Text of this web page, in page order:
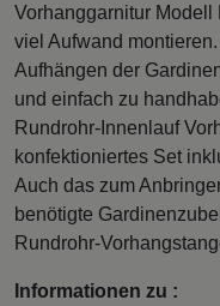
Vorhanggarnitur
viel Aufwand
Aufhängen der
und einfach zu
Rundrohr-Innenlauf
konfektioniertes Set
Auch das zum
benötigte
Rundrohr-
Informationen zu :